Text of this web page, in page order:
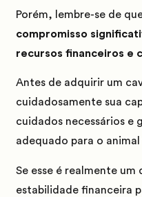
Porém, lembre-se de
compromisso
recursos financeiros e
Antes de adquirir um
cuidadosamente sua
cuidados necessários e
adequado para o
Se esse é realmente um
estabilidade financeira